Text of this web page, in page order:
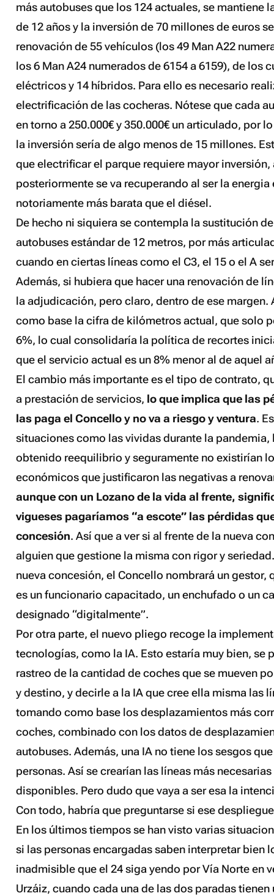
más autobuses que los 124 actuales, se mantiene
de 12 años y la inversión de 70 millones de euros
renovación de 55 vehículos (los 49 Man A22
los 6 Man A24 numerados de 6154 a 6159), de los
eléctricos y 14 híbridos. Para ello es necesario
electrificación de las cocheras. Nótese que cada
en torno a 250.000€ y 350.000€ un articulado, por
la inversión sería de algo menos de 15 millones.
que electrificar el parque requiere mayor inversión,
posteriormente se va recuperando al ser la
notoriamente más barata que el diésel.
De hecho ni siquiera se contempla la sustitución
autobuses estándar de 12 metros, por más
cuando en ciertas líneas como el C3, el 15 o el A
Además, si hubiera que hacer una renovación de
la adjudicación, pero claro, dentro de ese margen.
como base la cifra de kilómetros actual, que solo
6%, lo cual consolidaría la política de recortes
que el servicio actual es un 8% menor al de aquel
El cambio más importante es el tipo de contrato,
a prestación de servicios, lo que implica que las
las paga el Concello y no va a riesgo y ventura.
situaciones como las vividas durante la pandemia,
obtenido reequilibrio y seguramente no existirían
económicos que justificaron las negativas a
aunque con un Lozano de la vida al frente,
vigueses pagaríamos “a escote” las pérdidas
concesión. Así que a ver si al frente de la nueva
alguien que gestione la misma con rigor y
nueva concesión, el Concello nombrará un gestor,
es un funcionario capacitado, un enchufado o un
designado “digitalmente”.
Por otra parte, el nuevo pliego recoge la
tecnologías, como la IA. Esto estaría muy bien, se
rastreo de la cantidad de coches que se mueven
y destino, y decirle a la IA que cree ella misma las
tomando como base los desplazamientos más
coches, combinado con los datos de
autobuses. Además, una IA no tiene los sesgos
personas. Así se crearían las líneas más
disponibles. Pero dudo que vaya a ser esa la
Con todo, habría que preguntarse si ese
En los últimos tiempos se han visto varias
si las personas encargadas saben interpretar bien
inadmisible que el 24 siga yendo por Vía Norte en
Urzáiz, cuando cada una de las dos paradas tienen